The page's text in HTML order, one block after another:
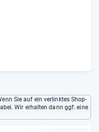
Sie auf ein verlinktes Shop-
Wir erhalten dann ggf. eine